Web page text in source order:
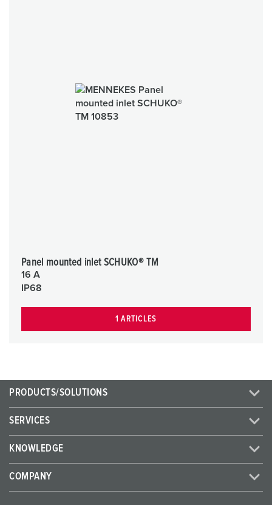
Panel mounted inlet SCHUKO® TM
16 A
IP68
1 ARTICLES
PRODUCTS/SOLUTIONS
SERVICES
KNOWLEDGE
COMPANY